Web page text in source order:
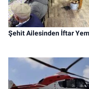
Şehit Ailesinden İftar